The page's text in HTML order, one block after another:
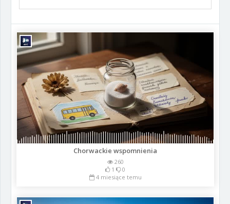
Chorwackie wspomnienia
260
1
0
4 miesiące temu